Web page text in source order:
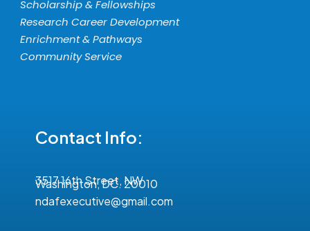
Scholarship & Fellowships
Research Career Development
Enrichment & Pathways
Community Service
Contact Info:
3517 16th Street, NW
Washington, DC. 20010
ndafexecutive@gmail.com